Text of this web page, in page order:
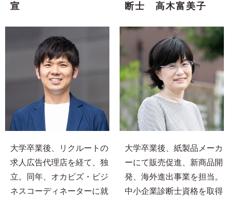
宣
大学卒業後、リクルートの
求人広告代理店を経て、独
立。同年、オカビズ・ビジ
ネスコーディネーターに就
断士 高木富美子
大学卒業後、紙製品メーカ
ーにて販売促進、新商品開
発、海外進出事業を担当。
中小企業診断士資格を取得